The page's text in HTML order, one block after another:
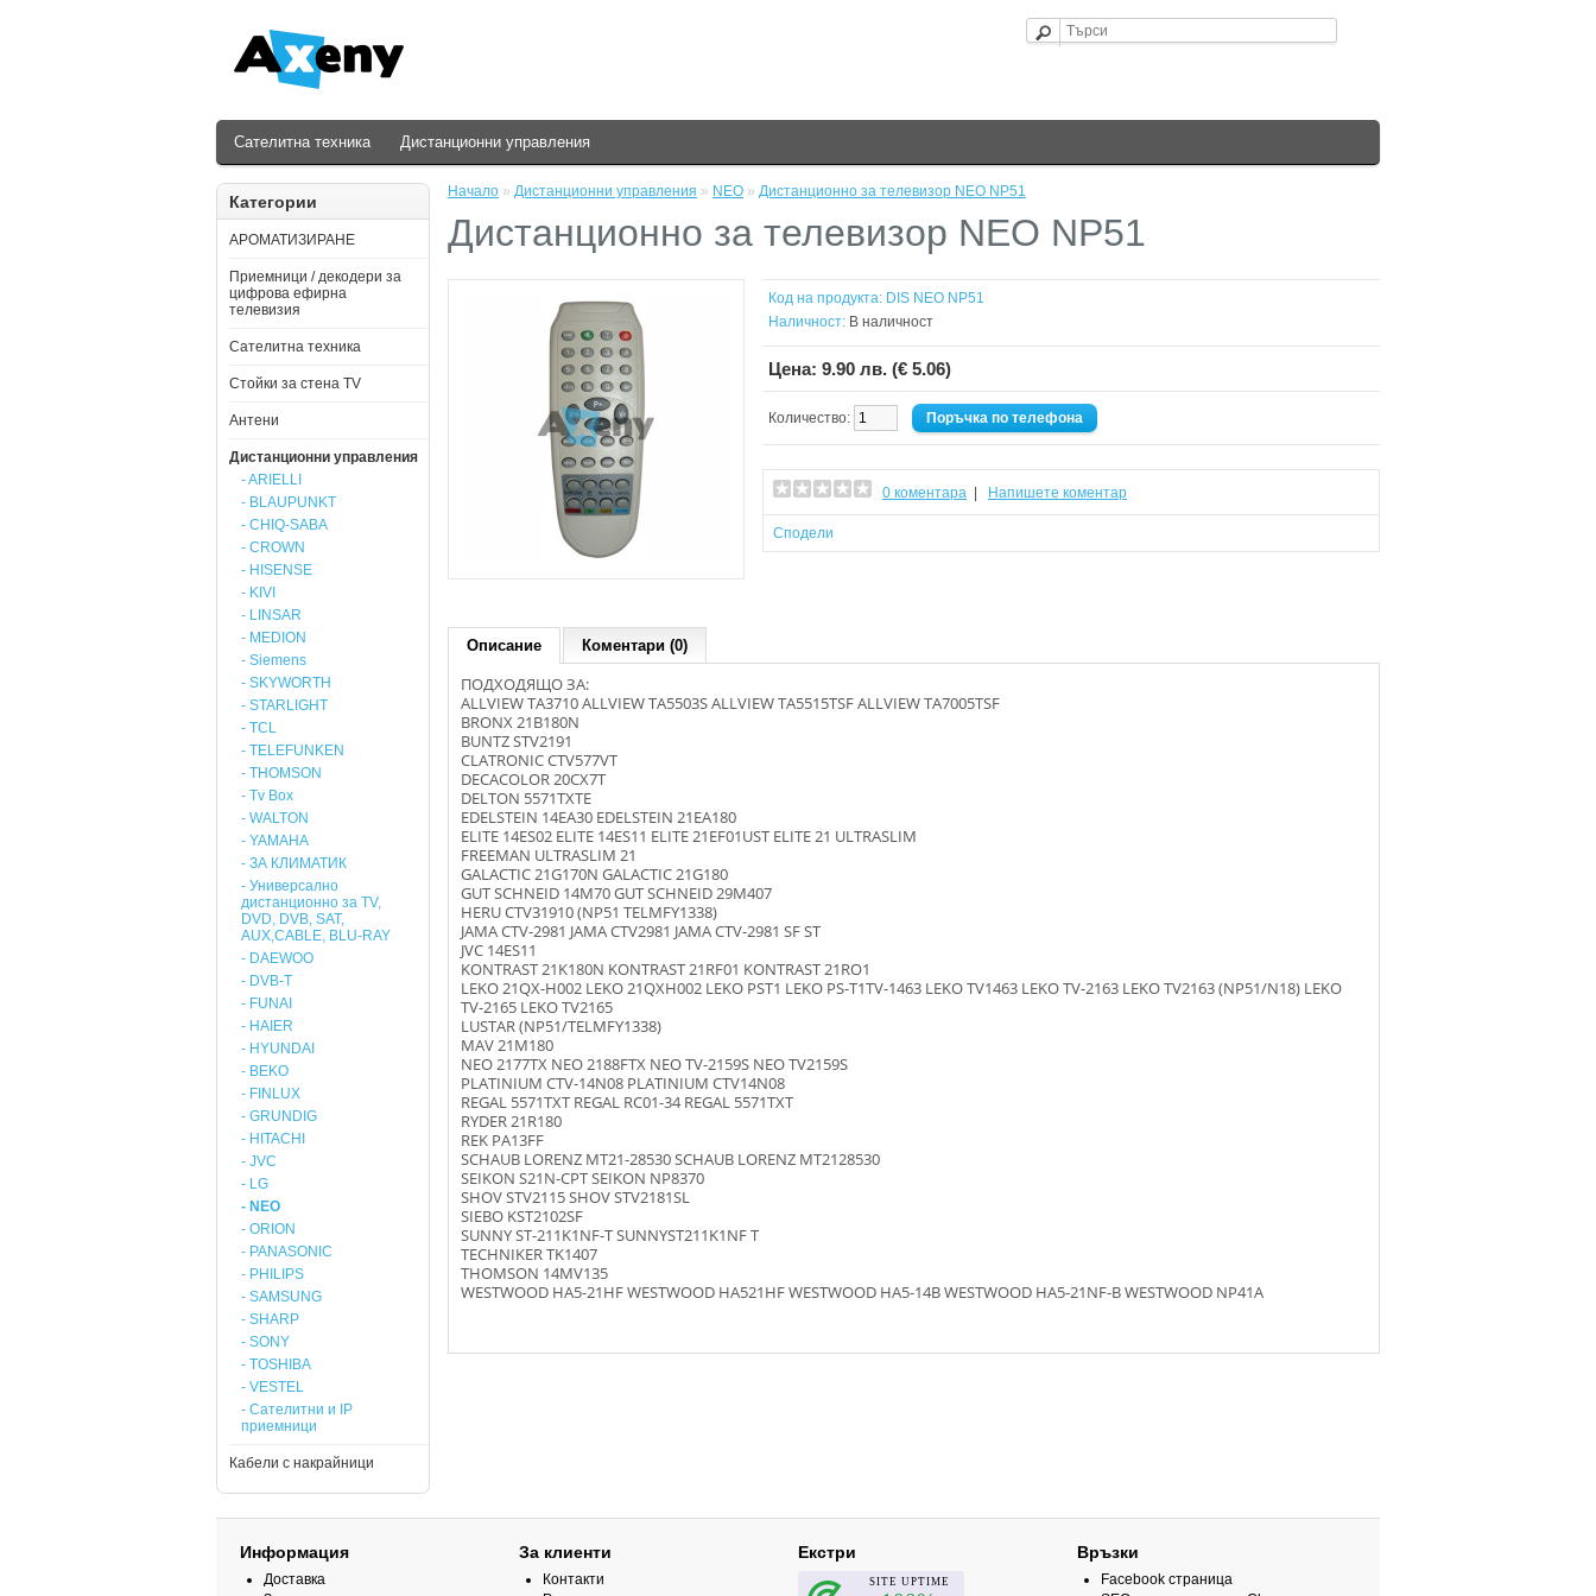
Сателитна техника Дистанционни управления
Категории
АРОМАТИЗИРАНЕ
Приемници / декодери за
цифрова ефирна
телевизия
Сателитна техника
Стойки за стена ТV
Антени
Дистанционни управления
- ARIELLI
- BLAUPUNKT
- CHIQ-SABA
- CROWN
- HISENSE
- KIVI
- LINSAR
- MEDION
- Siemens
- SKYWORTH
- STARLIGHT
- TCL
- TELEFUNKEN
- THOMSON
- Tv Box
- WALTON
- YAMAHA
- ЗА КЛИМАТИК
- Универсално
дистанционно за TV,
DVD, DVB, SAT,
AUX,CABLE, BLU-RAY
- DAEWOO
- DVB-T
- FUNAI
- HAIER
- HYUNDAI
- BEKO
- FINLUX
- GRUNDIG
- HITACHI
- JVC
- LG
- NEO
- ORION
- PANASONIC
- PHILIPS
- SAMSUNG
- SHARP
- SONY
- TOSHIBA
- VESTEL
- Сателитни и IP
приемници
Кабели с накрайници
Начало » Дистанционни управления » NEO » Дистанционно за телевизор NEO NP51
Дистанционно за телевизор NEO NP51
Код на продукта: DIS NEO NP51
Наличност: В наличност
Цена: 9.90 лв. (€ 5.06)
Количество: Поръчка по телефона
0 коментара Напишете коментар
Сподели
Описание Коментари (0)
ПОДХОДЯЩО ЗА:
ALLVIEW TA3710 ALLVIEW TA5503S ALLVIEW TA5515TSF ALLVIEW TA7005TSF
BRONX 21B180N
BUNTZ STV2191
CLATRONIC CTV577VT
DECACOLOR 20CX7T
DELTON 5571TXTE
EDELSTEIN 14EA30 EDELSTEIN 21EA180
ELITE 14ES02 ELITE 14ES11 ELITE 21EF01UST ELITE 21 ULTRASLIM
FREEMAN ULTRASLIM 21
GALACTIC 21G170N GALACTIC 21G180
GUT SCHNEID 14M70 GUT SCHNEID 29M407
HERU CTV31910 (NP51 TELMFY1338)
JAMA CTV-2981 JAMA CTV2981 JAMA CTV-2981 SF ST
JVC 14ES11
KONTRAST 21K180N KONTRAST 21RF01 KONTRAST 21RO1
LEKO 21QX-H002 LEKO 21QXH002 LEKO PST1 LEKO PS-T1TV-1463 LEKO TV1463 LEKO TV-2163 LEKO TV2163 (NP51/N18) LEKO
TV-2165 LEKO TV2165
LUSTAR (NP51/TELMFY1338)
MAV 21M180
NEO 2177TX NEO 2188FTX NEO TV-2159S NEO TV2159S
PLATINIUM CTV-14N08 PLATINIUM CTV14N08
REGAL 5571TXT REGAL RC01-34 REGAL 5571TXT
RYDER 21R180
REK PA13FF
SCHAUB LORENZ MT21-28530 SCHAUB LORENZ MT2128530
SEIKON S21N-CPT SEIKON NP8370
SHOV STV2115 SHOV STV2181SL
SIEBO KST2102SF
SUNNY ST-211K1NF-T SUNNYST211K1NF T
TECHNIKER TK1407
THOMSON 14MV135
WESTWOOD HA5-21HF WESTWOOD HA521HF WESTWOOD HA5-14B WESTWOOD HA5-21NF-B WESTWOOD NP41A
Информация
Доставка
За клиенти
Контакти
Екстри Връзки
Facebook страница